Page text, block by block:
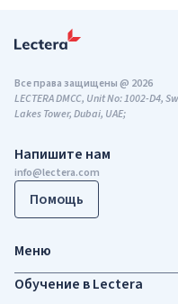
Напишите нам
info@lectera.com
Помощь
Все права защищены @ 2026
LECTERA DMCC, Unit No: 1002-D4,
Lakes Tower, Dubai, UAE;
Меню
Обучение в Lectera